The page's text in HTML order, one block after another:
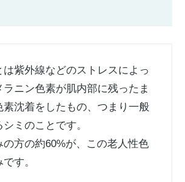
は紫外線などのストレスによっ
ラニン色素が肌内部に残ったま
素沈着をしたもの、つまり一般
ミのことです。
の方の約60%が、この老人性色
す。